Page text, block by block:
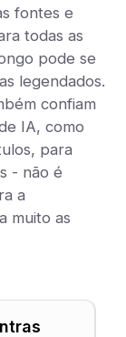
fontes e
todas as
pode se
legendados.
confiam
IA, como
para
- não é
a
muito as